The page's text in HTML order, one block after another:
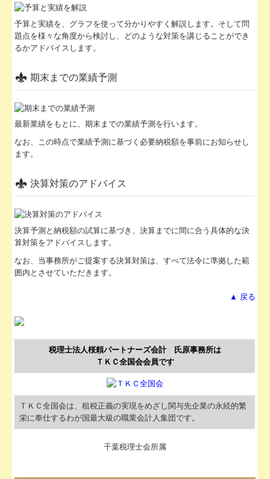
税理士法人桜頼パートナーズ会計 氏原事務所は
ＴＫＣ全国会会員です
ＴＫＣ全国会は、租税正義の実現をめざし関与先企業の永続的繁
栄に奉仕するわが国最大級の職業会計人集団です。
千葉税理士会所属
予算と実績を、グラフを使って分かりやすく解説します。そして問
題点を様々な角度から検討し、どのような対策を講じることができ
るかアドバイスします。
期末までの業績予測
最新業績をもとに、期末までの業績予測を行います。
なお、この時点で業績予測に基づく必要納税額を事前にお知らせし
ます。
決算対策のアドバイス
決算予測と納税額の試算に基づき、決算までに間に合う具体的な決
算対策をアドバイスします。
なお、当事務所がご提案する決算対策は、すべて法令に準拠した範
囲内とさせていただきます。
▲ 戻る